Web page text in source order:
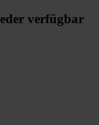
verfügbar